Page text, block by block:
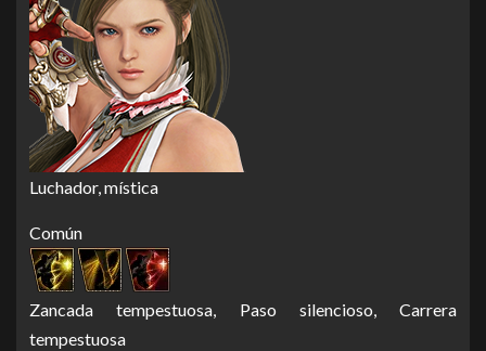
Luchador, mística
Común
Zancada tempestuosa, Paso silencioso, Carrera
tempestuosa